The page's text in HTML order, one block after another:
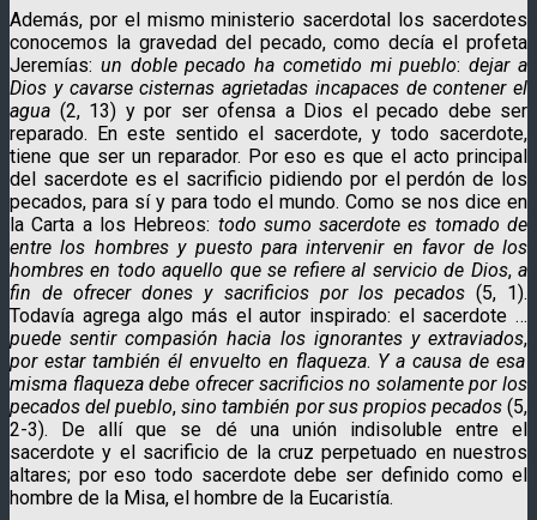
Además, por el mismo ministerio sacerdotal los sacerdotes
conocemos la gravedad del pecado, como decía el profeta
Jeremías: un doble pecado ha cometido mi pueblo: dejar a
Dios y cavarse cisternas agrietadas incapaces de contener el
agua (2, 13) y por ser ofensa a Dios el pecado debe ser
reparado. En este sentido el sacerdote, y todo sacerdote,
tiene que ser un reparador. Por eso es que el acto principal
del sacerdote es el sacrificio pidiendo por el perdón de los
pecados, para sí y para todo el mundo. Como se nos dice en
la Carta a los Hebreos: todo sumo sacerdote es tomado de
entre los hombres y puesto para intervenir en favor de los
hombres en todo aquello que se refiere al servicio de Dios,a
fin de ofrecer dones y sacrificios por los pecados(5, 1).
Todavía agrega algo más el autor inspirado: el sacerdote …
puede sentir compasión hacia los ignorantes y extraviados,
por estar también él envuelto en flaqueza. Y a causa de esa
misma flaquezadebe ofrecer sacrificios no solamente por los
pecados del pueblo, sino también por sus propios pecados(5,
2-3). De allí que se dé una unión indisoluble entre el
sacerdote y el sacrificio de la cruz perpetuado en nuestros
altares; por eso todo sacerdote debe ser definido como el
hombre de la Misa, el hombre de la Eucaristía.